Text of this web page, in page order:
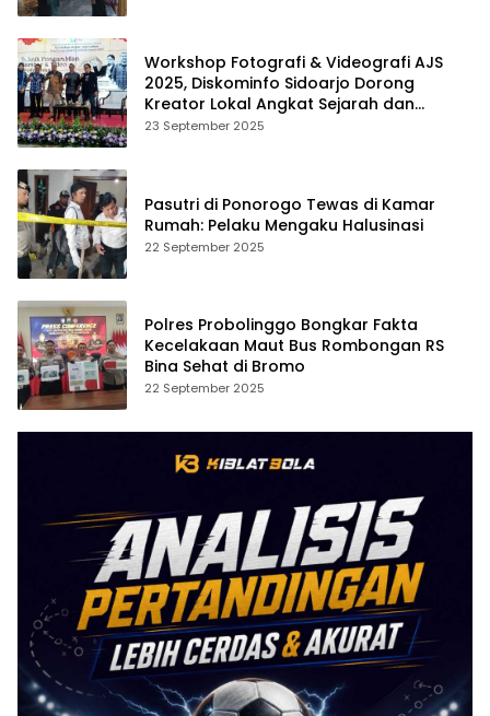
Workshop Fotografi & Videografi AJS
2025, Diskominfo Sidoarjo Dorong
Kreator Lokal Angkat Sejarah dan
Budaya
23 September 2025
Pasutri di Ponorogo Tewas di Kamar
Rumah: Pelaku Mengaku Halusinasi
22 September 2025
Polres Probolinggo Bongkar Fakta
Kecelakaan Maut Bus Rombongan RS
Bina Sehat di Bromo
22 September 2025